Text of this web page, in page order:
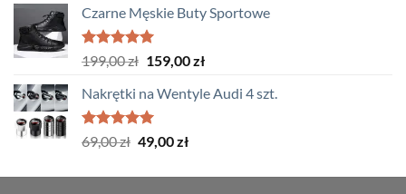
od
Czarne Męskie Buty Sportowe
Oceniono
na 5
199,00zł Pierwotna
wynosiła:
199,00 zł.
159,00złAktualna
wynosi:
Nakrętki na Wentyle Audi 4 szt.
Oceniono
5.00
69,00zł Pierwotna
wynosiła:
49,00złAktualna
wynosi: